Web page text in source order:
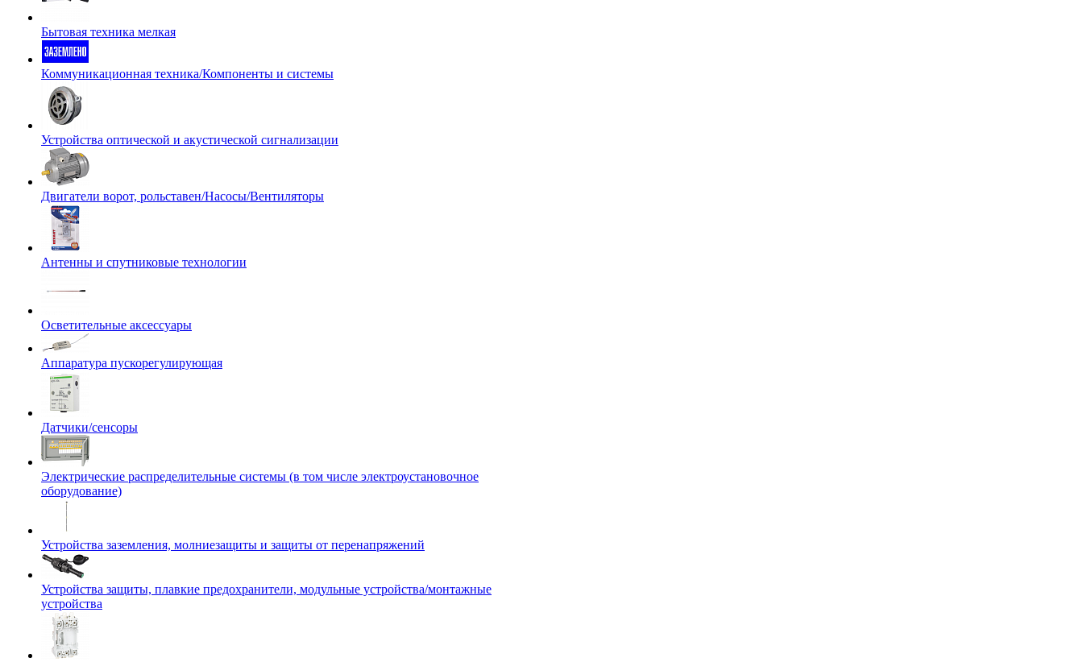
Бытовая техника мелкая
Коммуникационная техника/Компоненты и системы
Устройства оптической и акустической сигнализации
Двигатели ворот, рольставен/Насосы/Вентиляторы
Антенны и спутниковые технологии
Осветительные аксессуары
Аппаратура пускорегулирующая
Датчики/сенсоры
Электрические распределительные системы (в том числе электроустановочное
оборудование)
Устройства заземления, молниезащиты и защиты от перенапряжений
Устройства защиты, плавкие предохранители, модульные устройства/монтажные
устройства